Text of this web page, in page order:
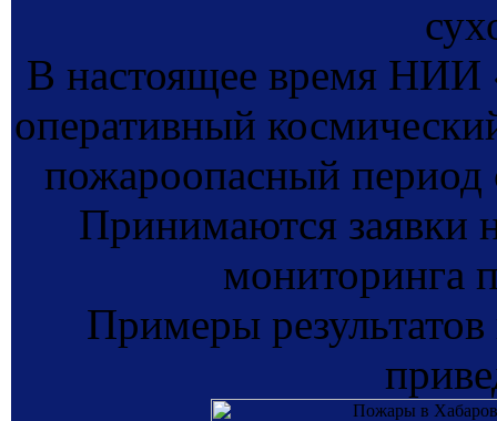
В настоящее время
оперативный
пожароопасный период
Принимаются заявки
мониторинга
Примеры